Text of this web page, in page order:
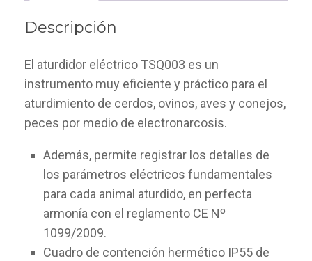
Descripción
El aturdidor eléctrico TSQ003 es un
instrumento muy eficiente y práctico para el
aturdimiento de cerdos, ovinos, aves y conejos,
peces por medio de electronarcosis.
Además, permite registrar los detalles de
los parámetros eléctricos fundamentales
para cada animal aturdido, en perfecta
armonía con el reglamento CE Nº
1099/2009.
Cuadro de contención hermético IP55 de